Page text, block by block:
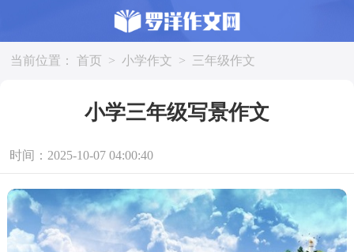
当前位置： 首页 > 小学作文 > 三年级作文
小学三年级写景作文
时间：2025-10-07 04:00:40